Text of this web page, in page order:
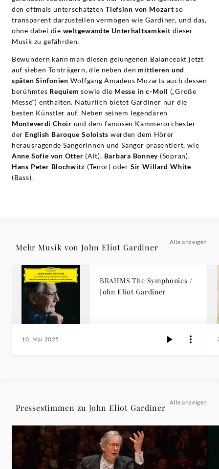
den oftmals unterschätztenTiefsinn von Mozartso
transparent darzustellen vermögen wie Gardiner, und das,
ohne dabei die weltgewandte Unterhaltsamkeit dieser
Musik zu gefährden.
Bewundern kann man diesen gelungenen Balanceakt jetzt
auf sieben Tonträgern, die neben den mittleren und
späten Sinfonien Wolfgang Amadeus Mozarts auch dessen
berühmtes Requiem sowie die Messe in c-Moll („Große
Messe“) enthalten. Natürlich bietet Gardiner nur die
besten Künstler auf. Neben seinem legendären
Monteverdi Choir und dem famosen Kammerorchester
der English Baroque Soloists werden dem Hörer
herausragende Sängerinnen und Sänger präsentiert, wie
Anne Sofie von Otter (Alt), Barbara Bonney(Sopran),
Hans Peter Blochwitz (Tenor) oder Sir Willard White
(Bass).
Mehr Musik von John Eliot Gardiner
Alle anzeigen
BRAHMS The Symphonies /
John Eliot Gardiner
10. Mai 2025
Pressestimmen zu John Eliot Gardiner
Alle anzeigen